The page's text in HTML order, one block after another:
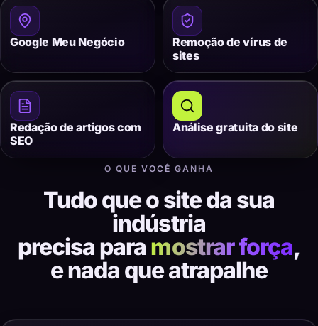
Google Meu Negócio
Remoção de vírus de
sites
Redação de artigos com
SEO
Análise gratuita do site
O QUE VOCÊ GANHA
Tudo que o site da sua
indústria
precisa para mostrar força,
e nada que atrapalhe